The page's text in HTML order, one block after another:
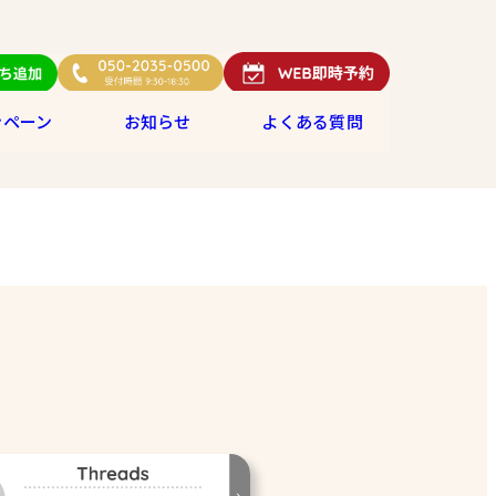
ーン お知らせ よくある質問